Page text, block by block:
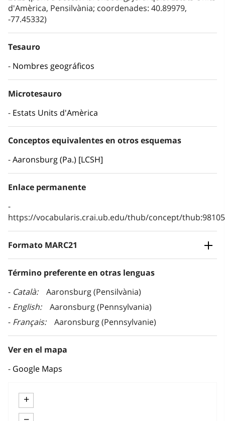
d'Amèrica, Pensilvània; coordenades: 40.89979,
-77.45332)
Tesauro
Nombres geográficos
Microtesauro
Estats Units d'Amèrica
Conceptos equivalentes en otros esquemas
Aaronsburg (Pa.) [LCSH]
Enlace permanente
https://vocabularis.crai.ub.edu/thub/concept/
Formato MARC21
Término preferente en otras lenguas
Català
Aaronsburg (Pensilvània)
English
Aaronsburg (Pennsylvania)
Français
Aaronsburg (Pennsylvanie)
Ver en el mapa
Google Maps
+